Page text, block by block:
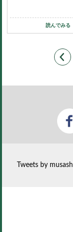
読んでみる
Tweets by